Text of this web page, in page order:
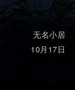
无名小居
10月17日